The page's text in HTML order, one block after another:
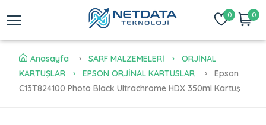
0 0
Anasayfa SARF MALZEMELERİ
ORJİNAL
KARTUŞLAR
EPSON ORJİNAL KARTUSLAR
Epson
C13T824100 Photo Black Ultrachrome HDX 350ml Kartuş